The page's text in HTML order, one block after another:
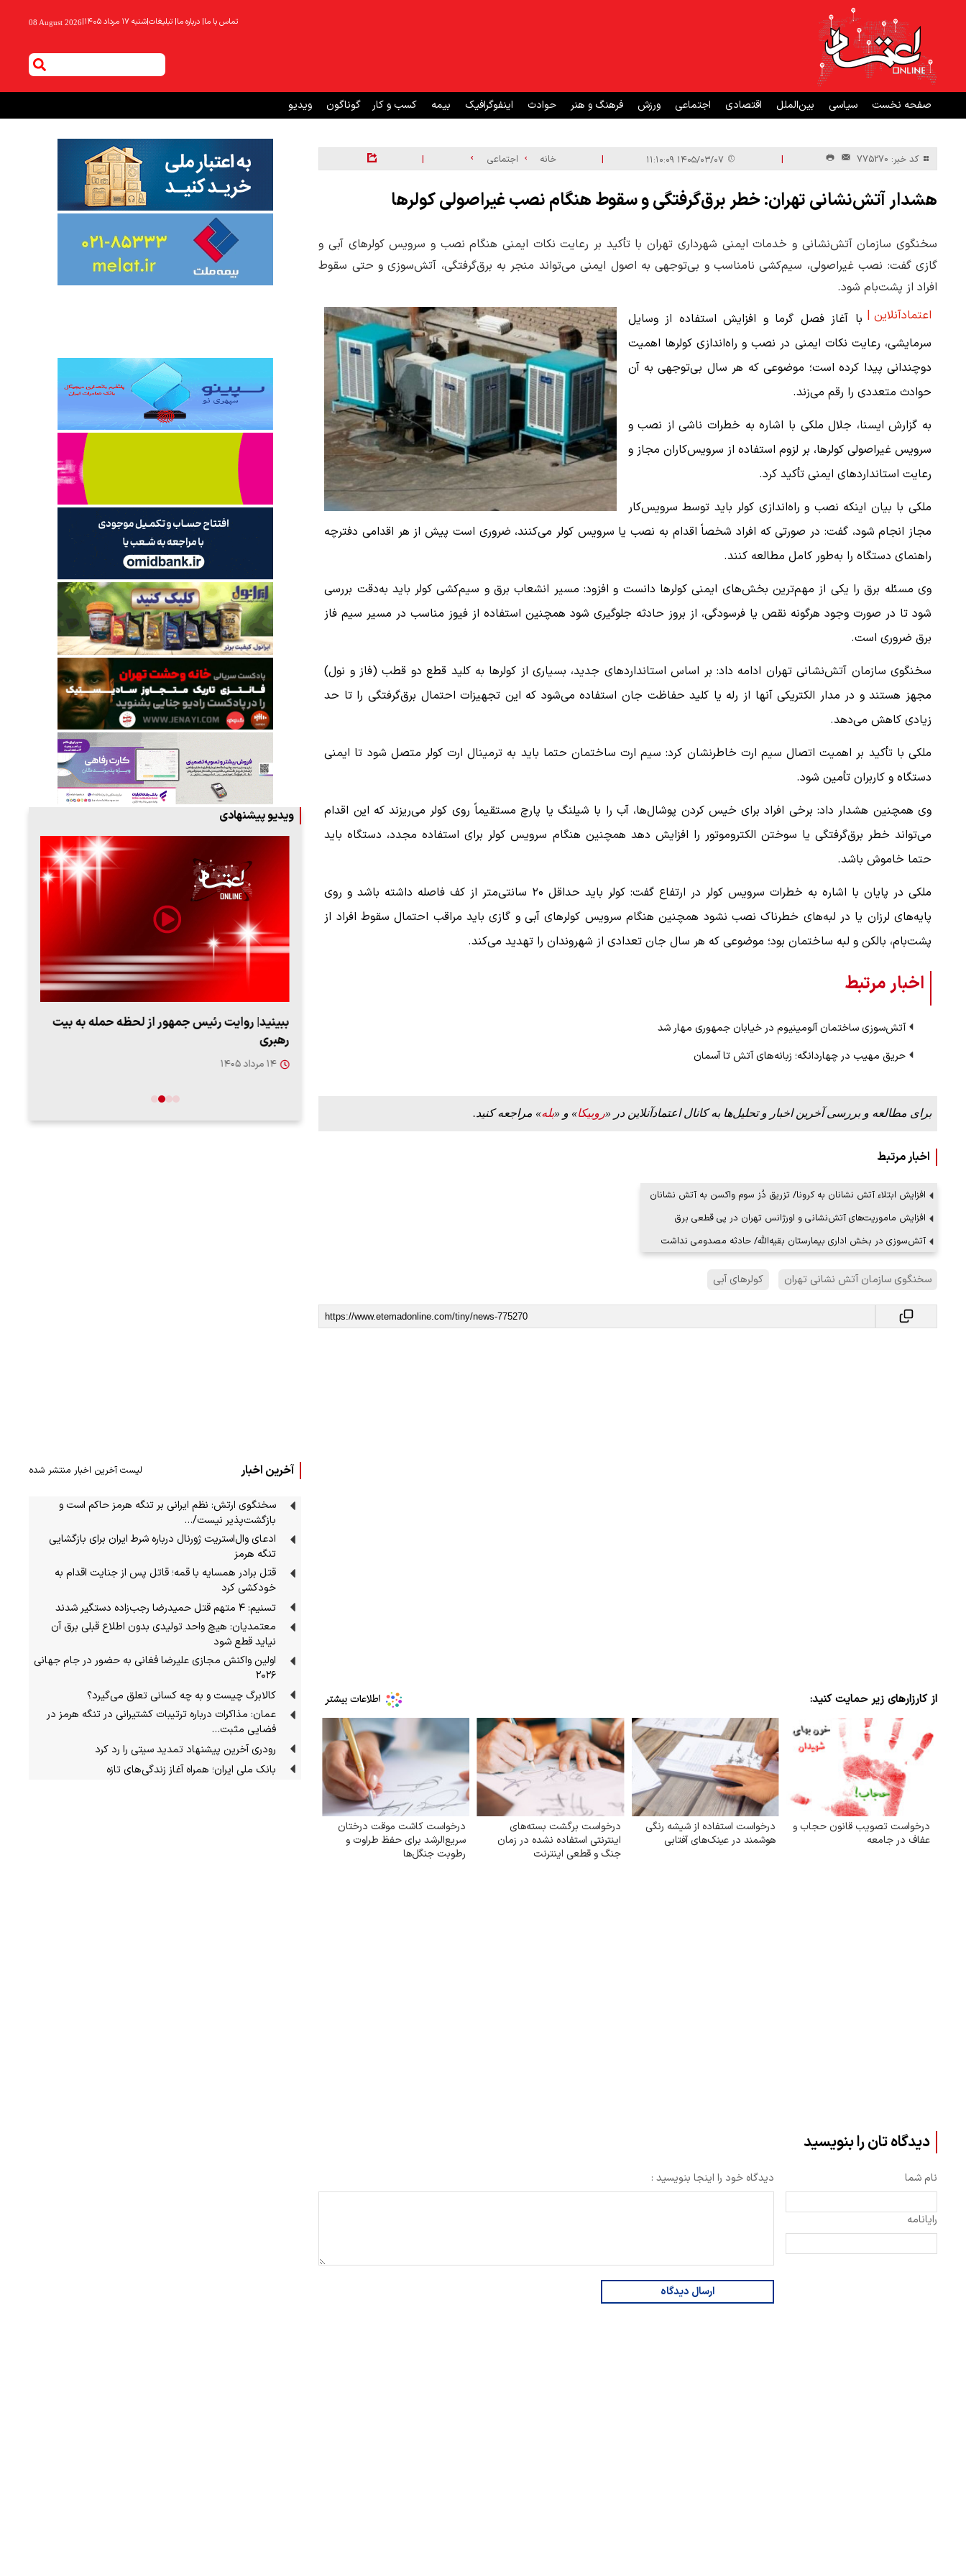
تماس با ما| درباره ما| تبلیغات|شنبه ۱۷ مرداد ۱۴۰۵ |
08 August 2026
صفحه نخست سیاسی بین‌الملل اقتصادی اجتماعی ورزش فرهنگ و هنر حوادث اینفوگرافیک بیمه کسب و کار گوناگون ویدیو
کد خبر: 775270 |
| خانه اجتماعی |
هشدار آتش‌نشانی تهران: خطر برق‌گرفتگی و سقوط هنگام نصب غیراصولی کولرها
سخنگوی سازمان آتش‌نشانی و خدمات ایمنی شهرداری تهران با تأکید بر رعایت نکات ایمنی هنگام نصب و سرویس کولرهای آبی و
گازی گفت: نصب غیراصولی، سیم‌کشی نامناسب و بی‌توجهی به اصول ایمنی می‌تواند منجر به برق‌گرفتگی، آتش‌سوزی و حتی سقوط
افراد از پشت‌بام شود.
اعتمادآنلاین | با آغاز فصل گرما و افزایش استفاده از وسایل
سرمایشی، رعایت نکات ایمنی در نصب و راه‌اندازی کولرها اهمیت
دوچندانی پیدا کرده است؛ موضوعی که هر سال بی‌توجهی به آن
حوادث متعددی را رقم می‌زند.
به گزارش ایسنا، جلال ملکی با اشاره به خطرات ناشی از نصب و
سرویس غیراصولی کولرها، بر لزوم استفاده از سرویس‌کاران مجاز و
رعایت استانداردهای ایمنی تأکید کرد.
ملکی با بیان اینکه نصب و راه‌اندازی کولر باید توسط سرویس‌کار
مجاز انجام شود، گفت: در صورتی که افراد شخصاً اقدام به نصب یا سرویس کولر می‌کنند، ضروری است پیش از هر اقدامی دفترچه
راهنمای دستگاه را به‌طور کامل مطالعه کنند.
وی مسئله برق را یکی از مهم‌ترین بخش‌های ایمنی کولرها دانست و افزود: مسیر انشعاب برق و سیم‌کشی کولر باید به‌دقت بررسی
شود تا در صورت وجود هرگونه نقص یا فرسودگی، از بروز حادثه جلوگیری شود همچنین استفاده از فیوز مناسب در مسیر سیم فاز
برق ضروری است.
سخنگوی سازمان آتش‌نشانی تهران ادامه داد: بر اساس استانداردهای جدید، بسیاری از کولرها به کلید قطع دو قطب (فاز و نول)
مجهز هستند و در مدار الکتریکی آنها از رله یا کلید حفاظت جان استفاده می‌شود که این تجهیزات احتمال برق‌گرفتگی را تا حد
زیادی کاهش می‌دهد.
ملکی با تأکید بر اهمیت اتصال سیم ارت خاطرنشان کرد: سیم ارت ساختمان حتما باید به ترمینال ارت کولر متصل شود تا ایمنی
دستگاه و کاربران تأمین شود.
وی همچنین هشدار داد: برخی افراد برای خیس کردن پوشال‌ها، آب را با شیلنگ یا پارچ مستقیماً روی کولر می‌ریزند که این اقدام
می‌تواند خطر برق‌گرفتگی یا سوختن الکتروموتور را افزایش دهد همچنین هنگام سرویس کولر برای استفاده مجدد، دستگاه باید
حتما خاموش باشد.
ملکی در پایان با اشاره به خطرات سرویس کولر در ارتفاع گفت: کولر باید حداقل ۲۰ سانتی‌متر از کف فاصله داشته باشد و روی
پایه‌های لرزان یا در لبه‌های خطرناک نصب نشود همچنین هنگام سرویس کولرهای آبی و گازی باید مراقب احتمال سقوط افراد از
پشت‌بام، بالکن و لبه ساختمان بود؛ موضوعی که هر سال جان تعدادی از شهروندان را تهدید می‌کند.
اخبار مرتبط
آتش‌سوزی ساختمان آلومینیوم در خیابان جمهوری مهار شد
حریق مهیب در چهاردانگه؛ زبانه‌های آتش تا آسمان
برای مطالعه و بررسی آخرین اخبار و تحلیل‌ها به کانال اعتمادآنلاین در «روبیکا» و «بله» مراجعه کنید.
اخبار مرتبط
افزایش ابتلاء آتش نشانان به کرونا/ تزریق دُز سوم واکسن به آتش نشانان
افزایش ماموریت‌های آتش‌نشانی و اورژانس تهران در پی قطعی برق
آتش‌سوزی در بخش اداری بیمارستان بقیه‌الله/ حادثه مصدومی نداشت
سخنگوی سازمان آتش نشانی تهران کولرهای آبی
از کارزارهای زیر حمایت کنید:
درخواست تصویب قانون حجاب و
عفاف در جامعه
درخواست استفاده از شیشه رنگی
هوشمند در عینک‌های آفتابی
درخواست برگشت بسته‌های
اینترنتی استفاده نشده در زمان
جنگ و قطعی اینترنت
درخواست کاشت موقت درختان
سریع‌الرشد برای حفظ طراوت و
رطوبت جنگل‌ها
دیدگاه تان را بنویسید
نام شما
رایانامه
دیدگاه خود را اینجا بنویسید :
ارسال دیدگاه
ویدیو پیشنهادی
دفاع می‌کنیم، اما
ببینید| سخنگوی سپاه: بازگشایی تنگه هرمز منوط به
پذیرش شروط ایران از…
۱۷ مرداد ۱۴۰۵
ببینید| روایت رئیس جمهور از لحظه حمله به بیت
رهبری
۱۴ مرداد ۱۴۰۵
آخرین اخبار لیست آخرین اخبار منتشر شده
سخنگوی ارتش: نظم ایرانی بر تنگه هرمز حاکم است و
بازگشت‌پذیر نیست/…
ادعای وال‌استریت ژورنال درباره شرط ایران برای بازگشایی
تنگه هرمز
قتل برادر همسایه با قمه؛ قاتل پس از جنایت اقدام به
خودکشی کرد
تسنیم: ۴ متهم قتل حمیدرضا رجب‌زاده دستگیر شدند
معتمدیان: هیچ واحد تولیدی بدون اطلاع قبلی برق آن
نیاید قطع شود
اولین واکنش مجازی علیرضا فغانی به حضور در جام جهانی
۲۰۲۶
کالابرگ چیست و به چه کسانی تعلق می‌گیرد؟
عمان: مذاکرات درباره ترتیبات کشتیرانی در تنگه هرمز در
فضایی مثبت…
رودری آخرین پیشنهاد تمدید سیتی را رد کرد
بانک ملی ایران؛ همراه آغاز زندگی‌های تازه